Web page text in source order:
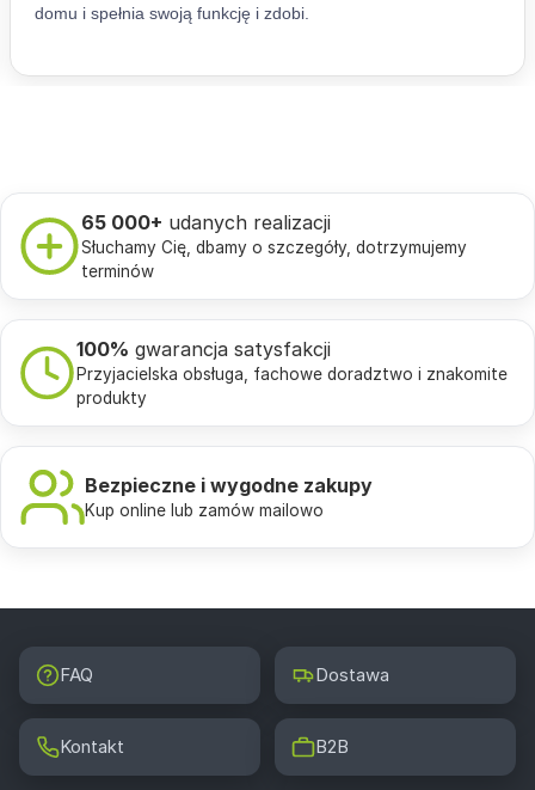
65 000+ udanych realizacji
Słuchamy Cię, dbamy o szczegóły, dotrzymujemy
terminów
100% gwarancja satysfakcji
Przyjacielska obsługa, fachowe doradztwo i znakomite
produkty
Bezpieczne i wygodne zakupy
Kup online lub zamów mailowo
FAQ Dostawa
Kontakt B2B